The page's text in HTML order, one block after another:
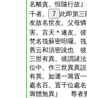
名離貪。恒隨行
千者。
7 此即第
友故名世友。父母
害。言天＊遂友。
梵名筏蘇密呾囉。
舊云和須密訛也 彼
三世有異。彼謂諸
位中。作三世異異
有異。如運一籌置
處名百。置千位處
籌體無異｣ 尊者